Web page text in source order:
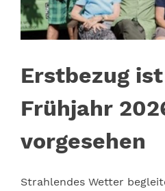
Erstbezug
Frühjahr
vorgesehen
Strahlendes Wetter